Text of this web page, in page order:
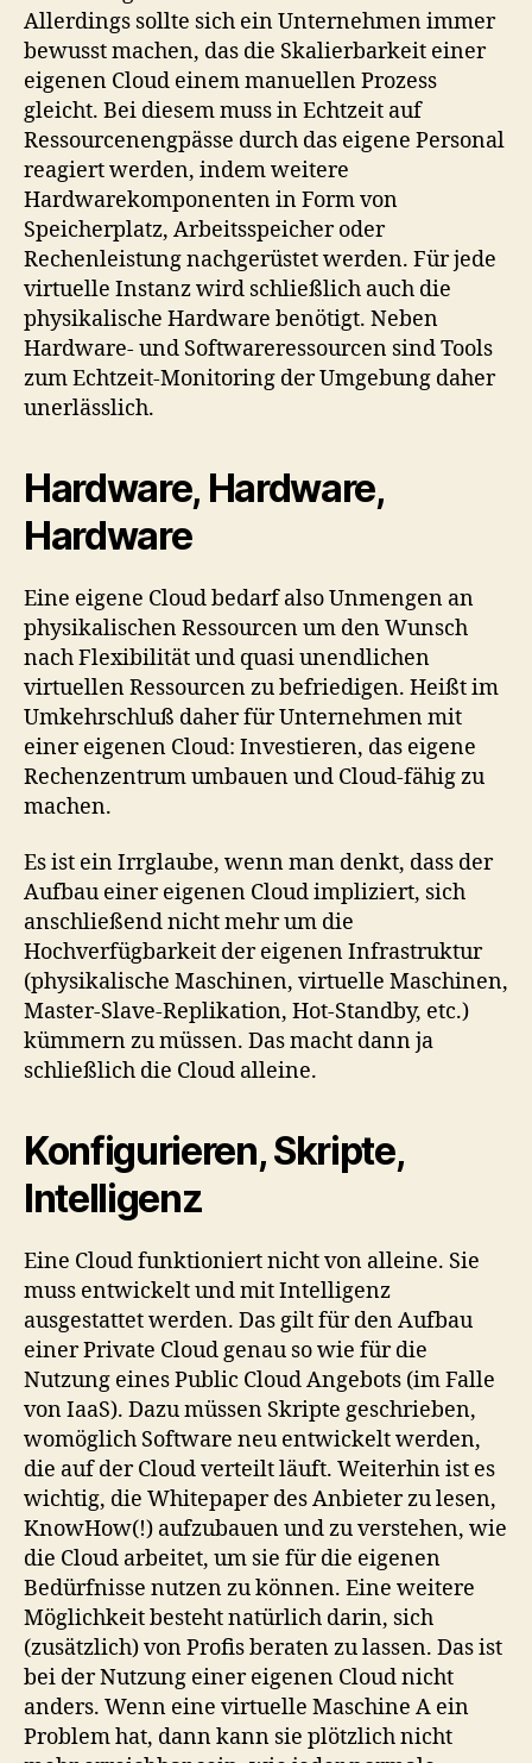
Allerdings sollte sich ein Unternehmen immer
bewusst machen, das die Skalierbarkeit einer
eigenen Cloud einem manuellen Prozess
gleicht. Bei diesem muss in Echtzeit auf
Ressourcenengpässe durch das eigene Personal
reagiert werden, indem weitere
Hardwarekomponenten in Form von
Speicherplatz, Arbeitsspeicher oder
Rechenleistung nachgerüstet werden. Für jede
virtuelle Instanz wird schließlich auch die
physikalische Hardware benötigt. Neben
Hardware- und Softwareressourcen sind Tools
zum Echtzeit-Monitoring der Umgebung daher
unerlässlich.
Hardware, Hardware,
Hardware
Eine eigene Cloud bedarf also Unmengen an
physikalischen Ressourcen um den Wunsch
nach Flexibilität und quasi unendlichen
virtuellen Ressourcen zu befriedigen. Heißt im
Umkehrschluß daher für Unternehmen mit
einer eigenen Cloud: Investieren, das eigene
Rechenzentrum umbauen und Cloud-fähig zu
machen.
Es ist ein Irrglaube, wenn man denkt, dass der
Aufbau einer eigenen Cloud impliziert, sich
anschließend nicht mehr um die
Hochverfügbarkeit der eigenen Infrastruktur
(physikalische Maschinen, virtuelle Maschinen,
Master-Slave-Replikation, Hot-Standby, etc.)
kümmern zu müssen. Das macht dann ja
schließlich die Cloud alleine.
Konfigurieren, Skripte,
Intelligenz
Eine Cloud funktioniert nicht von alleine. Sie
muss entwickelt und mit Intelligenz
ausgestattet werden. Das gilt für den Aufbau
einer Private Cloud genau so wie für die
Nutzung eines Public Cloud Angebots (im Falle
von IaaS). Dazu müssen Skripte geschrieben,
womöglich Software neu entwickelt werden,
die auf der Cloud verteilt läuft. Weiterhin ist es
wichtig, die Whitepaper des Anbieter zu lesen,
KnowHow(!) aufzubauen und zu verstehen, wie
die Cloud arbeitet, um sie für die eigenen
Bedürfnisse nutzen zu können. Eine weitere
Möglichkeit besteht natürlich darin, sich
(zusätzlich) von Profis beraten zu lassen. Das ist
bei der Nutzung einer eigenen Cloud nicht
anders. Wenn eine virtuelle Maschine A ein
Problem hat, dann kann sie plötzlich nicht